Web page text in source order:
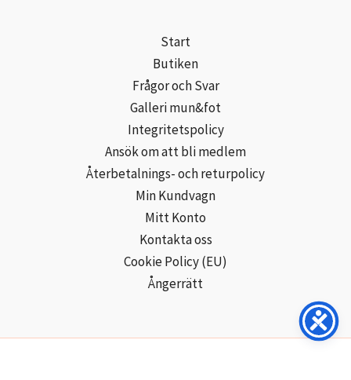
Start
Butiken
Frågor och Svar
Galleri mun&fot
Integritetspolicy
Ansök om att bli medlem
Återbetalnings- och returpolicy
Min Kundvagn
Mitt Konto
Kontakta oss
Cookie Policy (EU)
Ångerrätt